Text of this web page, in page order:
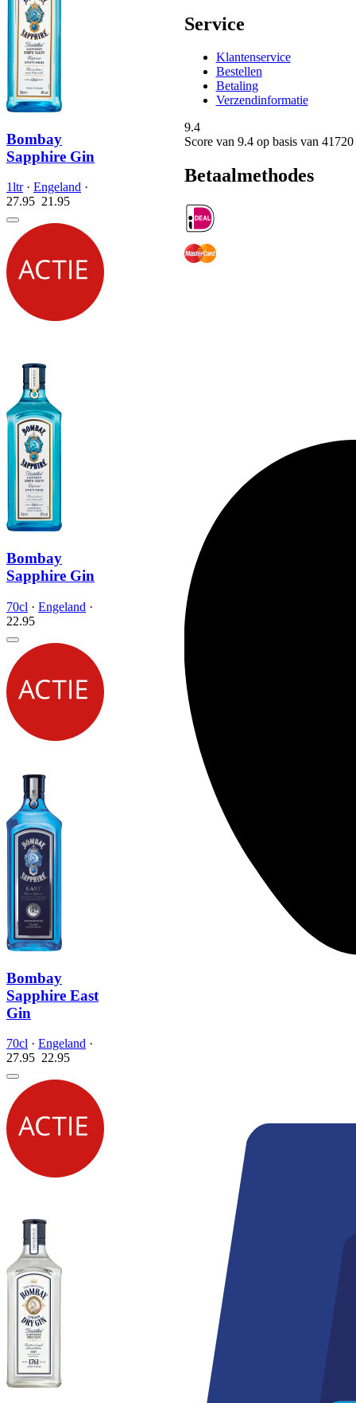
Bombay
Sapphire Gin
1ltr· Engeland ·
27.95 21.95
Bombay
Sapphire Gin
70cl · Engeland ·
22.95
Bombay
Sapphire East
Gin
70cl · Engeland ·
27.95 22.95
Service
Klantenservice
Bestellen
Betaling
Verzendinformatie
9.4
Score van 9.4op basis van
Betaalmethodes